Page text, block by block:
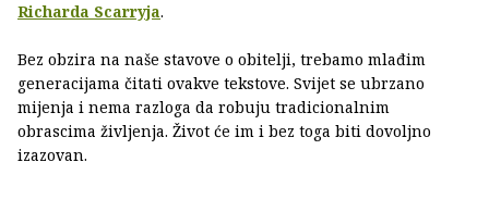
Richarda Scarryja.
Bez obzira na naše stavove o obitelji, trebamo mlađim
generacijama čitati ovakve tekstove. Svijet se ubrzano
mijenja i nema razloga da robuju tradicionalnim
obrascima življenja. Život će im i bez toga biti dovoljno
izazovan.